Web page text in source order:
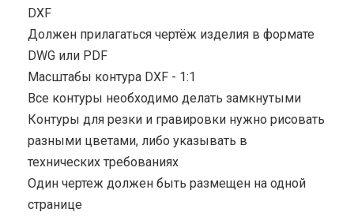
DXF
Должен прилагаться чертёж изделия в формате
DWG или PDF
Масштабы контура DXF - 1:1
Все контуры необходимо делать замкнутыми
Контуры для резки и гравировки нужно рисовать
разными цветами, либо указывать в
технических требованиях
Один чертеж должен быть размещен на одной
странице